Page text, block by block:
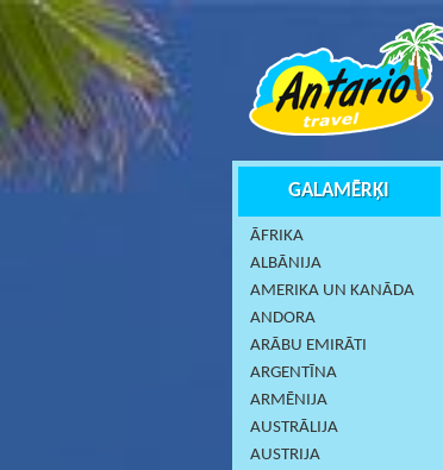
GALAMĒRĶI
ĀFRIKA
ALBĀNIJA
AMERIKA UN KANĀDA
ANDORA
ARĀBU EMIRĀTI
ARGENTĪNA
ARMĒNIJA
AUSTRĀLIJA
AUSTRIJA